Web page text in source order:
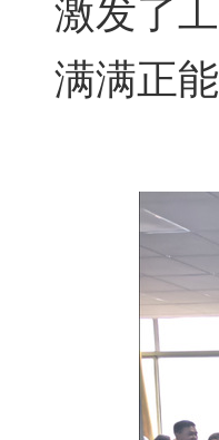
激发了
满满正